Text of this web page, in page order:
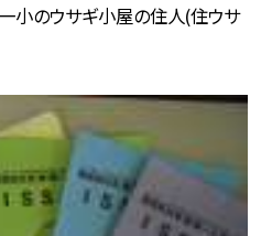
小のウサギ小屋の住人(住ウサ